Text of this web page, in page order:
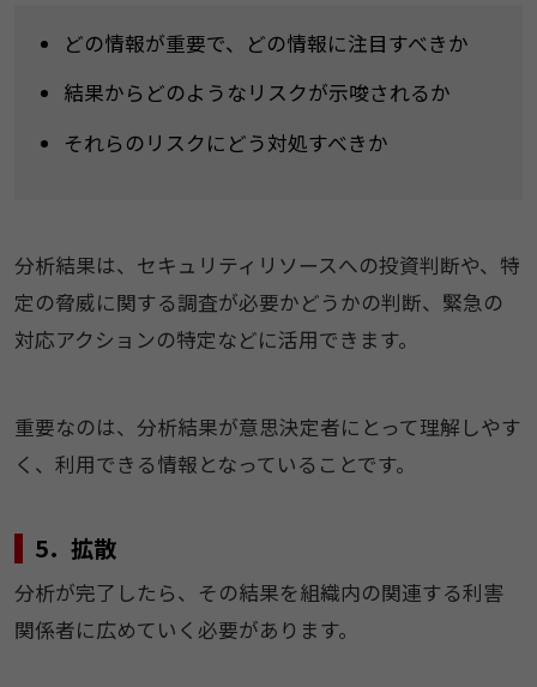
どの情報が重要で、どの情報に注目すべきか
結果からどのようなリスクが示唆されるか
それらのリスクにどう対処すべきか
分析結果は、セキュリティリソースへの投資判断や、特
定の脅威に関する調査が必要かどうかの判断、緊急の
対応アクションの特定などに活用できます。
重要なのは、分析結果が意思決定者にとって理解しやす
く、利用できる情報となっていることです。
5．拡散
分析が完了したら、その結果を組織内の関連する利害
関係者に広めていく必要があります。